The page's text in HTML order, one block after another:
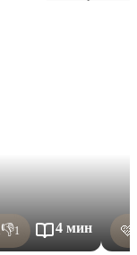
👎1 4 мин 🩷